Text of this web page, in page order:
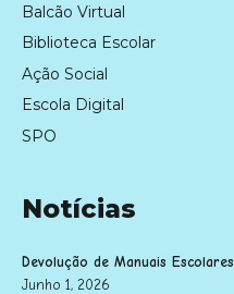
Balcão Virtual
Biblioteca Escolar
Ação Social
Escola Digital
SPO
Notícias
Devolução de Manuais Escolares
Junho 1, 2026